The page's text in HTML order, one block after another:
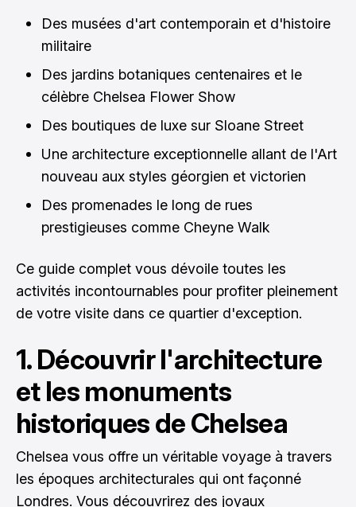
Des musées d'art contemporain et d'histoire
militaire
Des jardins botaniques centenaires et le
célèbre Chelsea Flower Show
Des boutiques de luxe sur Sloane Street
Une architecture exceptionnelle allant de l'Art
nouveau aux styles géorgien et victorien
Des promenades le long de rues
prestigieuses comme Cheyne Walk
Ce guide complet vous dévoile toutes les
activités incontournables pour profiter pleinement
de votre visite dans ce quartier d'exception.
1. Découvrir l'architecture
et les monuments
historiques de Chelsea
Chelsea vous offre un véritable voyage à travers
les époques architecturales qui ont façonné
Londres. Vous découvrirez des joyaux